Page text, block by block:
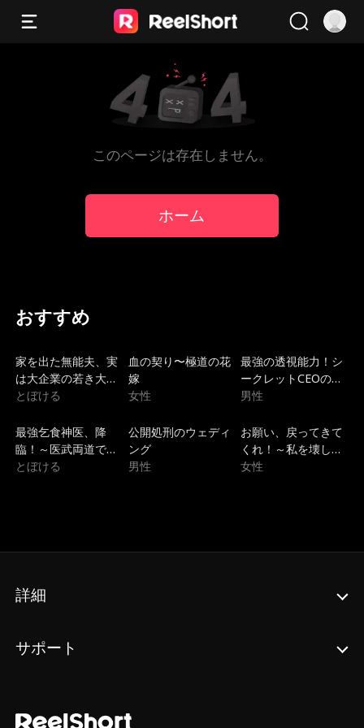
このページは存在しません。
ホーム
おすすめ
家を出た無能夫、実
は大企業の若き大社
長でした
とぼける
血の契り〜極道の花
嫁
女性
最強の透視能力！シ
ークレットCEOの華
麗なる学園無双
男性
最強乞食神医、降
臨！～医武両道で圣
女を救う逆転無双～
とぼける
公開処刑のウェディ
ング
男性
お願い、戻ってきて
くれ！～私を壊した
兄たちの狂気的な後
女性
詳細
サポート